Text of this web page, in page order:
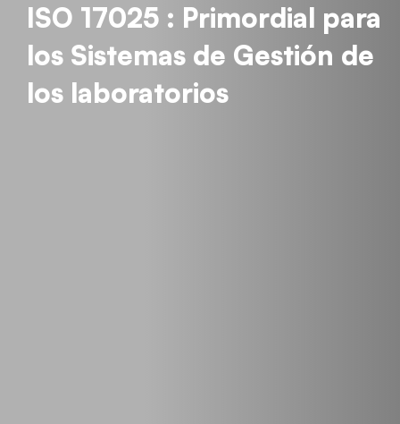
ISO 17025 : Primordial para
los Sistemas de Gestión de
los laboratorios